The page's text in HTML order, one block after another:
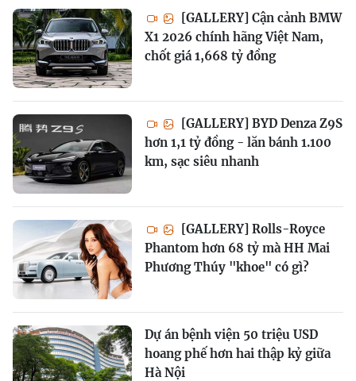
[GALLERY] Cận cảnh BMW
X1 2026 chính hãng Việt Nam,
chốt giá 1,668 tỷ đồng
[GALLERY] BYD Denza Z9S
hơn 1,1 tỷ đồng - lăn bánh 1.100
km, sạc siêu nhanh
[GALLERY] Rolls-Royce
Phantom hơn 68 tỷ mà HH Mai
Phương Thúy "khoe" có gì?
Dự án bệnh viện 50 triệu USD
hoang phế hơn hai thập kỷ giữa
Hà Nội